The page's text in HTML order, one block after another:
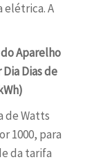
elétrica. A
Aparelho
Dias de
de Watts
1000, para
da tarifa